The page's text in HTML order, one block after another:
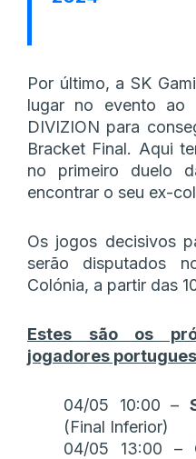
Por último, a SK
lugar no evento ao
DIVIZION para
Bracket Final. Aqui
no primeiro duelo
encontrar o seu ex-
Os jogos decisivos
serão disputados
Colónia, a partir das
Estes são os
jogadores
04/05 10:00 –
(Final Inferior)
04/05 13:00 –